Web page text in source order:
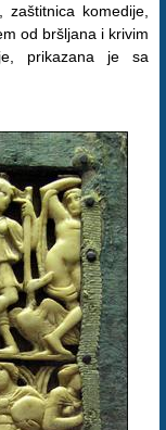
komedije,
od bršljana i krivim
prikazana je sa